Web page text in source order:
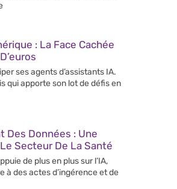
: La Face Cachée
ses agents d’assistants IA.
qui apporte son lot de défis en
Des Données : Une
Secteur De La Santé
de plus en plus sur l’IA,
des actes d’ingérence et de